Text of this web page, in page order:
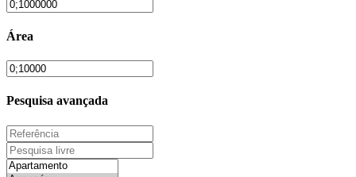
Área
Pesquisa avançada